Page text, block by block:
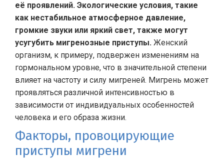
её проявлений. Экологические условия, такие
как нестабильное атмосферное давление,
громкие звуки или яркий свет, также могут
усугубить мигренозные приступы. Женский
организм, к примеру, подвержен изменениям на
гормональном уровне, что в значительной степени
влияет на частоту и силу мигреней. Мигрень может
проявляться различной интенсивностью в
зависимости от индивидуальных особенностей
человека и его образа жизни.
Факторы, провоцирующие
приступы мигрени